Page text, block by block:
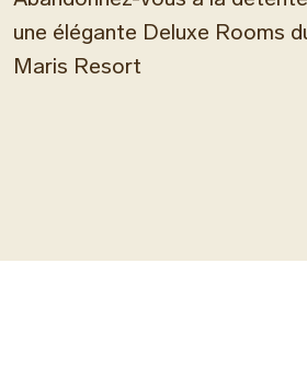
une élégante Deluxe Rooms
Maris Resort